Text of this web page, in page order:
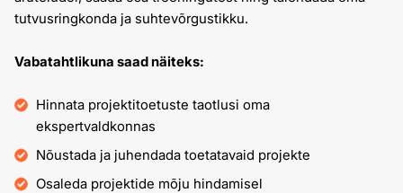
tutvusringkonda ja suhtevõrgustikku.
Vabatahtlikuna saad näiteks:
Hinnata projektitoetuste taotlusi oma
ekspertvaldkonnas
Nõustada ja juhendada toetatavaid projekte
Osaleda projektide mõju hindamisel